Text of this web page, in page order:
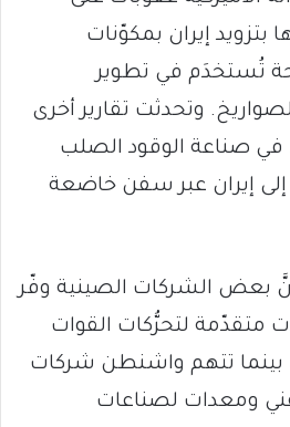
إيران بمكوّنات
تُستخدَم في تطوير
وتحدثت تقارير أخرى
صناعة الوقود الصلب
إيران عبر سفن خاضعة
بعض الشركات الصينية وفّر
متقدّمة لتحرُّكات القوات
بينما تتهم واشنطن شركات
ومعدات لصناعات